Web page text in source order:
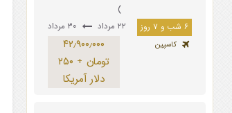
)
۶ شب و ۷ روز ۲۲ مرداد
کاسپین
۴۲٫۹۰۰٫۰۰۰
تومان + ۲۵۰
دلار آمریکا